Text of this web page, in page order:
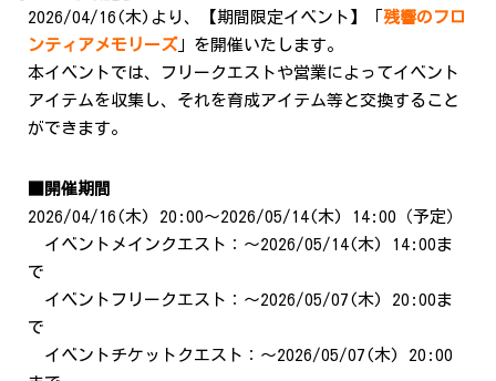
2026/04/16(木)より、【期間限定イベント】「 残響のフロ
ンティアメモリーズ」を開催いたします。
本イベントでは、フリークエストや営業によってイベント
アイテムを収集し、それを育成アイテム等と交換すること
ができます。
■開催期間
2026/04/16(木) 20:00～2026/05/14(木) 14:00（予定）
イベントメインクエスト：～2026/05/14(木) 14:00ま
で
イベントフリークエスト：～2026/05/07(木) 20:00ま
で
イベントチケットクエスト：～2026/05/07(木) 20:00